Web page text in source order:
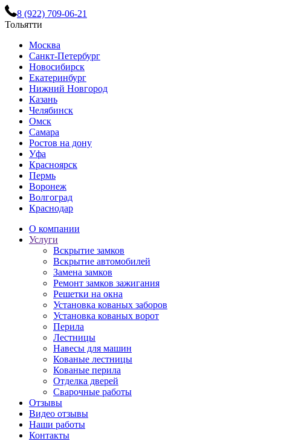
8 (922) 709-06-21
Тольятти
Москва
Санкт-Петербург
Новосибирск
Екатеринбург
Нижний Новгород
Казань
Челябинск
Омск
Самара
Ростов на дону
Уфа
Красноярск
Пермь
Воронеж
Волгоград
Краснодар
О компании
Услуги
Вскрытие замков
Вскрытие автомобилей
Замена замков
Ремонт замков зажигания
Решетки на окна
Установка кованых заборов
Установка кованых ворот
Перила
Лестницы
Навесы для машин
Кованые лестницы
Кованые перила
Отделка дверей
Сварочные работы
Отзывы
Видео отзывы
Наши работы
Контакты